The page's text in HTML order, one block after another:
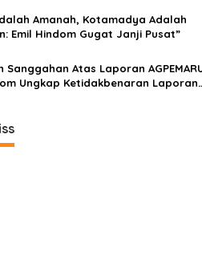
t
o
Amanah, Kotamadya Adalah
Emil Hindom Gugat Janji Pusat”
Sanggahan Atas Laporan
Ungkap Ketidakbenaran Laporan